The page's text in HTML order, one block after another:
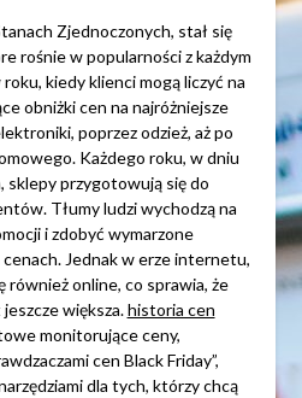
Zjednoczonych, stał się
rośnie w popularności z każdym
kiedy klienci mogą liczyć na
obniżki cen na najróżniejsze
poprzez odzież, aż po
Każdego roku, w dniu
sklepy przygotowują się do
Tłumy ludzi wychodzą na
i zdobyć wymarzone
Jednak w erze internetu,
również online, co sprawia, że
większa.historia cen
monitorujące ceny,
cen Black Friday”,
dla tych, którzy chcą